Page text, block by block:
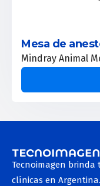
Mesa de
Mindray Animal
Tecnoimagen
clínicas en